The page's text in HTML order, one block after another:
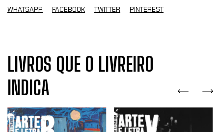
WHATSAPP FACEBOOK TWITTER PINTEREST
LIVROS QUE O LIVREIRO
INDICA